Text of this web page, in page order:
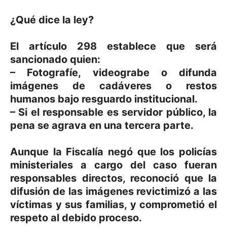
¿Qué dice la ley?
El artículo 298 establece que será
sancionado quien:
– Fotografíe, videograbe o difunda
imágenes de cadáveres o restos
humanos bajo resguardo institucional.
– Si el responsable es servidor público, la
pena se agrava en una tercera parte.
Aunque la Fiscalía negó que los policías
ministeriales a cargo del caso fueran
responsables directos, reconoció que la
difusión de las imágenes revictimizó a las
víctimas y sus familias, y comprometió el
respeto al debido proceso.